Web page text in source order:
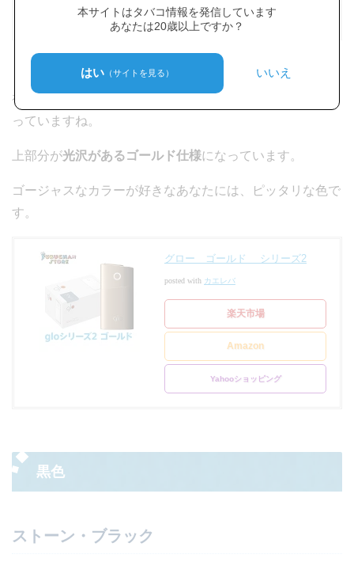
本サイトはタバコ情報を発信しています
あなたは20歳以上ですか？
はい （サイトを見る） いいえ
ゴールド シリーズ2
初期の金色(シャンパン・ゴールド)より、派手めの金にな
っていますね。
上部分が光沢があるゴールド仕様になっています。
ゴージャスなカラーが好きなあなたには、ピッタリな色で
す。
グロー ゴールド シリーズ2
posted with カエレバ
楽天市場
Amazon
Yahooショッピング
黒色
ストーン・ブラック